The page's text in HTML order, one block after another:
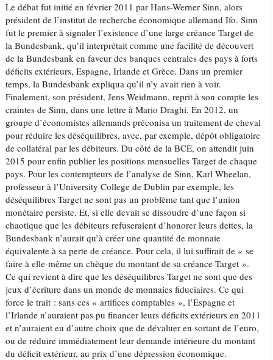
Le débat fut initié en février 2011 par Hans-Werner Sinn, alors
président de l’institut de recherche économique allemand Ifo. Sinn
fut le premier à signaler l’existence d’une large créance Target de
la Bundesbank, qu’il interprétait comme une facilité de découvert
de la Bundesbank en faveur des banques centrales des pays à forts
déficits extérieurs, Espagne, Irlande et Grèce. Dans un premier
temps, la Bundesbank expliqua qu’il n’y avait rien à voir.
Finalement, son président, Jens Weidmann, reprit à son compte les
craintes de Sinn, dans une lettre à Mario Draghi. En 2012, un
groupe d’économistes allemands préconisa un traitement de cheval
pour réduire les déséquilibres, avec, par exemple, dépôt obligatoire
de collatéral par les débiteurs. Du côté de la BCE, on attendit juin
2015 pour enfin publier les positions mensuelles Target de chaque
pays. Pour les contempteurs de l’analyse de Sinn, Karl Wheelan,
professeur à l’University College de Dublin par exemple, les
déséquilibres Target ne sont pas un problème tant que l’union
monétaire persiste. Et, si elle devait se dissoudre d’une façon si
chaotique que les débiteurs refuseraient d’honorer leurs dettes, la
Bundesbank n’aurait qu’à créer une quantité de monnaie
équivalente à sa perte de créance. Pour cela, il lui suffirait de « se
faire à elle-même un chèque du montant de sa créance Target ».
Ce qui revient à dire que les déséquilibres Target ne sont que des
jeux d’écriture dans un monde de monnaies fiduciaires. Ce qui
force le trait : sans ces « artifices comptables », l’Espagne et
l’Irlande n’auraient pas pu financer leurs déficits extérieurs en 2011
et n’auraient eu d’autre choix que de dévaluer en sortant de l’euro,
ou de réduire immédiatement leur demande intérieure du montant
du déficit extérieur, au prix d’une dépression économique.